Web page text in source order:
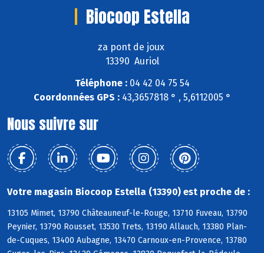
Biocoop Estella
za pont de joux
13390 Auriol
Téléphone :04 42 04 75 54
Coordonnées GPS :43,3657818 ° , 5,6112005 °
Nous suivre sur
Votre magasin Biocoop Estella (13390) est proche de :
13105 Mimet, 13790 Châteauneuf-le-Rouge, 13710 Fuveau, 13790
Peynier, 13790 Rousset, 13530 Trets, 13190 Allauch, 13380 Plan-
de-Cuques, 13400 Aubagne, 13470 Carnoux-en-Provence, 13780